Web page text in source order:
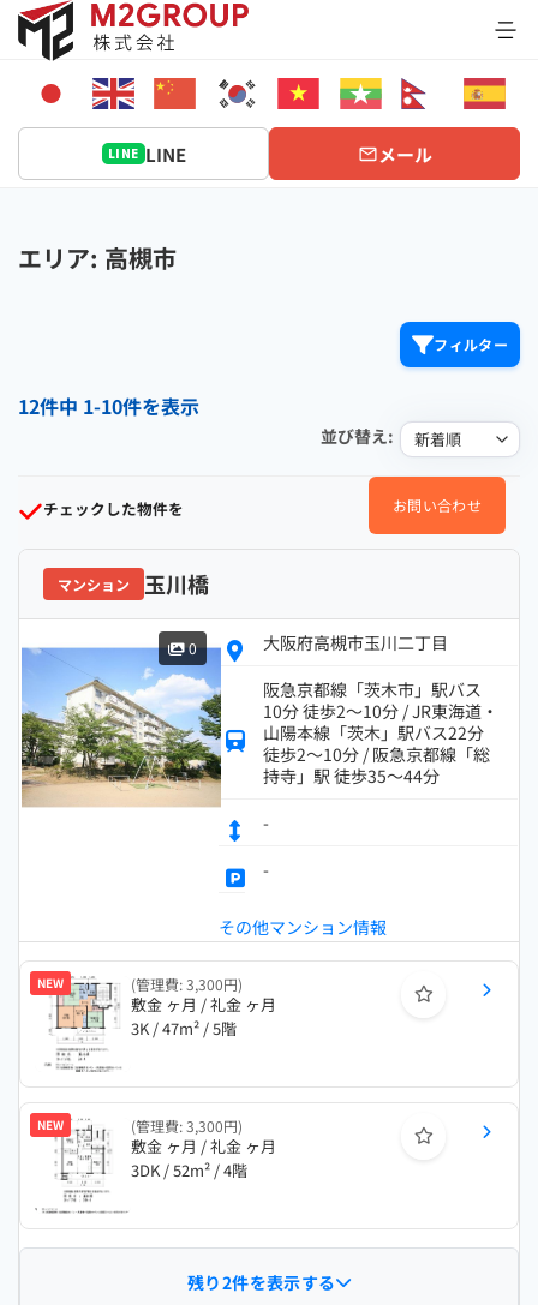
Bỏ
qua
dung
LINE LINE メール
エリア: 高槻市
フィルター
12件中 1-10件を表示
並び替え:
チェックした物件を お問い合わせ
マンション 玉川橋
0
大阪府高槻市玉川二丁目
阪急京都線「茨木市」駅バス
10分 徒歩2～10分 / JR東海道・
山陽本線「茨木」駅バス22分
徒歩2～10分 / 阪急京都線「総
持寺」駅 徒歩35～44分
-
-
その他マンション情報
NEW (管理費: 3,300円)
敷金 ヶ月 / 礼金 ヶ月
3K / 47m² / 5階
NEW (管理費: 3,300円)
敷金 ヶ月 / 礼金 ヶ月
3DK / 52m² / 4階
残り2件を表示する